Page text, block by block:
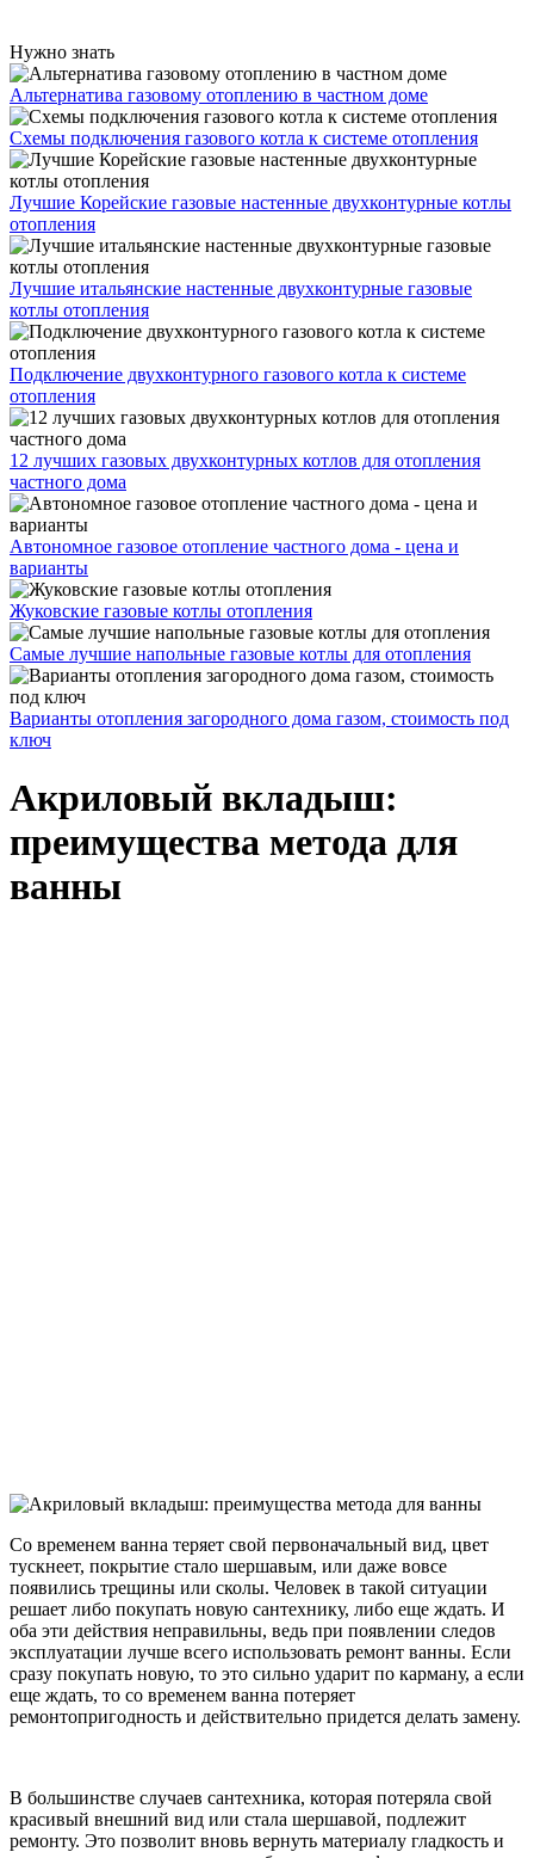
Нужно знать
Альтернатива газовому отоплению в частном доме
Схемы подключения газового котла к системе отопления
Лучшие Корейские газовые настенные двухконтурные котлы
отопления
Лучшие итальянские настенные двухконтурные газовые
котлы отопления
Подключение двухконтурного газового котла к системе
отопления
12 лучших газовых двухконтурных котлов для отопления
частного дома
Автономное газовое отопление частного дома - цена и
варианты
Жуковские газовые котлы отопления
Самые лучшие напольные газовые котлы для отопления
Варианты отопления загородного дома газом, стоимость под
ключ
Акриловый вкладыш:
преимущества метода для
ванны
Со временем ванна теряет свой первоначальный вид, цвет
тускнеет, покрытие стало шершавым, или даже вовсе
появились трещины или сколы. Человек в такой ситуации
решает либо покупать новую сантехнику, либо еще ждать. И
оба эти действия неправильны, ведь при появлении следов
эксплуатации лучше всего использовать ремонт ванны. Если
сразу покупать новую, то это сильно ударит по карману, а если
еще ждать, то со временем ванна потеряет
ремонтопригодность и действительно придется делать замену.
В большинстве случаев сантехника, которая потеряла свой
красивый внешний вид или стала шершавой, подлежит
ремонту. Это позволит вновь вернуть материалу гладкость и